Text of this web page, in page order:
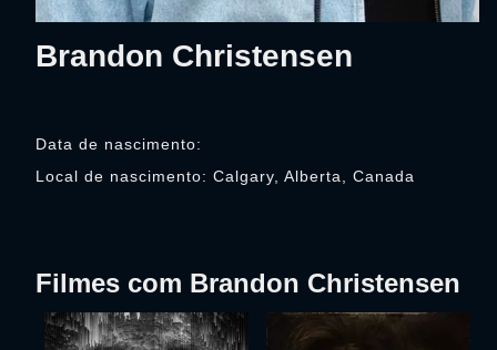
Brandon Christensen
Data de nascimento:
Local de nascimento: Calgary, Alberta, Canada
Filmes com Brandon Christensen